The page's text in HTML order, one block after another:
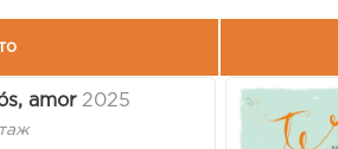
amor 2025